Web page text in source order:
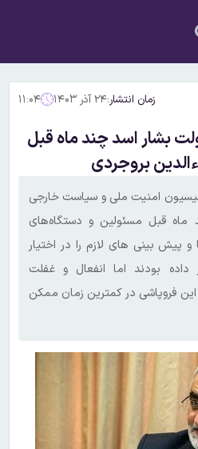
زمان انتشار:۲۴ آذر ۱۴۰۳ ۱۱:۰۴
بشار اسد چند ماه قبل
بروجردی
امنیت ملی و سیاست خارجی
قبل مسئولین و دستگاه‌های
پیش بینی های لازم را در اختیار
داده بودند اما انفعال و غفلت
فروپاشی در کمترین زمان ممکن